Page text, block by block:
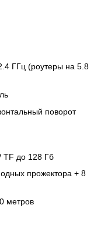
ГГц (роутеры на 5.8
поворот
TF до 128 Гб
прожектора + 8
метров